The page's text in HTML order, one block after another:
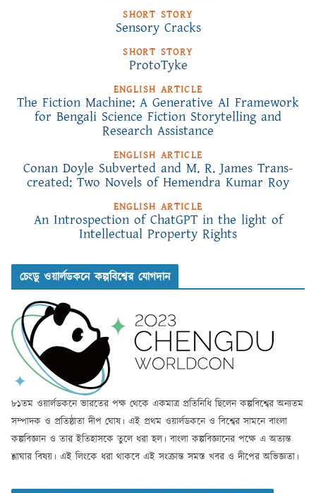
SHORT STORY
Sensory Cracks
SHORT STORY
ProtoTyke
ENGLISH ARTICLE
The Fiction Machine: A Generative AI Framework
for Bengali Science Fiction Storytelling and
Research Assistance
ENGLISH ARTICLE
Conan Doyle Subverted and M. R. James Trans-
created: Two Novels of Hemendra Kumar Roy
ENGLISH ARTICLE
An Introspection of ChatGPT in the light of
Intellectual Property Rights
চেংডু ওয়ার্লডকনে কল্পবিশ্বের যোগদান
৮১তম ওয়ার্লডকনে ভারতের পক্ষ থেকে একমাত্র প্রতিনিধি ছিলেন কল্পবিশ্বের অন্যতম
সম্পাদক ও প্রতিষ্ঠাতা দীপ ঘোষ। এই প্রথম ওয়ার্লডকনে ও বিশ্বের সামনে বাংলা
কল্পবিজ্ঞান ও তার ইতিহাসকে তুলে ধরা হল। বাংলা কল্পবিজ্ঞানের পক্ষে এ অত্যন্ত
শ্লাঘার বিষয়। এই লিংকে ধরা থাকবে এই সংক্রান্ত সমস্ত খবর ও দীপের অভিজ্ঞতা।